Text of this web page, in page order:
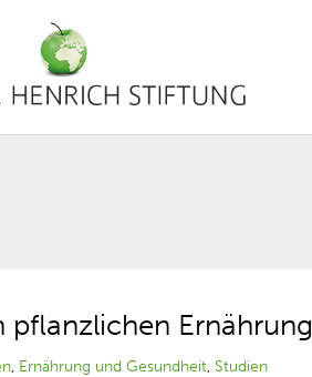
pflanzlichen Ernährung
, Ernährung und Gesundheit, Studien